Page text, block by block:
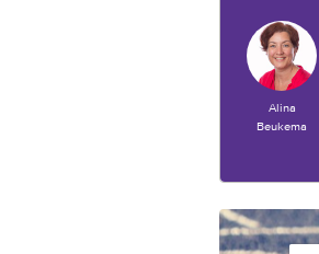
Alina
Beukema